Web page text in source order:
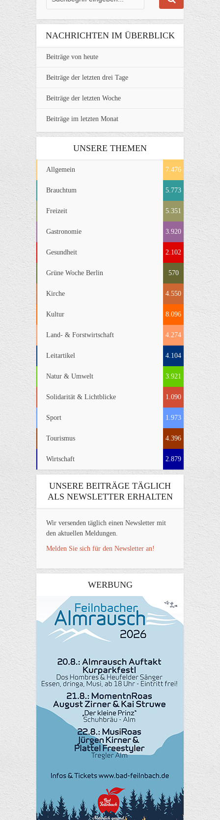
NACHRICHTEN IM ÜBERBLICK
Beiträge von heute
Beiträge der letzten drei Tage
Beiträge der letzten Woche
Beiträge im letzten Monat
UNSERE THEMEN
Allgemein 7.476
Brauchtum 5.773
Freizeit 5.351
Gastronomie 3.920
Gesundheit 2.102
Grüne Woche Berlin 570
Kirche 4.550
Kultur 8.096
Land- & Forstwirtschaft 4.274
Leitartikel 4.104
Natur & Umwelt 3.921
Solidarität & Lichtblicke 1.090
Sport 1.973
Tourismus 4.396
Wirtschaft 2.879
UNSERE BEITRÄGE TÄGLICH
ALS NEWSLETTER ERHALTEN
Wir versenden täglich einen Newsletter mit
den aktuellen Meldungen.
Melden Sie sich für den Newsletter an!
WERBUNG